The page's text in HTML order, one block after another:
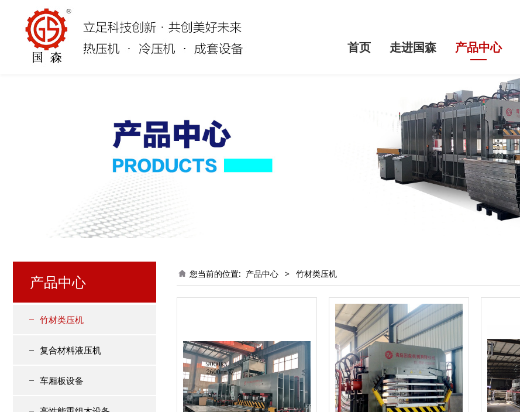
首页 走进国森 产品中心
产品中心
竹材类压机
复合材料液压机
车厢板设备
您当前的位置: 产品中心 > 竹材类压机